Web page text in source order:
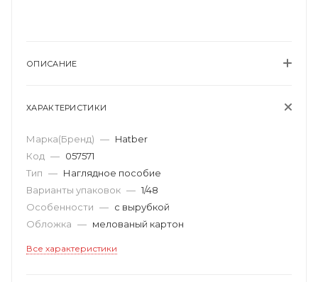
ОПИСАНИЕ
ХАРАКТЕРИСТИКИ
Марка(Бренд) — Hatber
Код — 057571
Тип — Наглядное пособие
Варианты упаковок — 1/48
Особенности — с вырубкой
Обложка — мелованый картон
Все характеристики